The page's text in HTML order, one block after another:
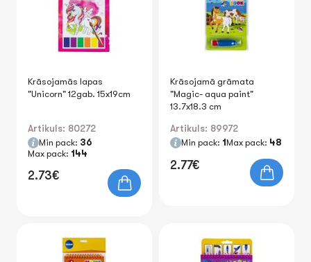
Krāsojamās lapas
"Unicorn" 12gab. 15x19cm
Artikuls: 80272
Min pack: 36
Max pack: 144
2.73€
Krāsojamā grāmata
"Magic- aqua paint"
13.7x18.3 cm
Artikuls: 89972
Min pack: 1Max pack: 48
2.77€